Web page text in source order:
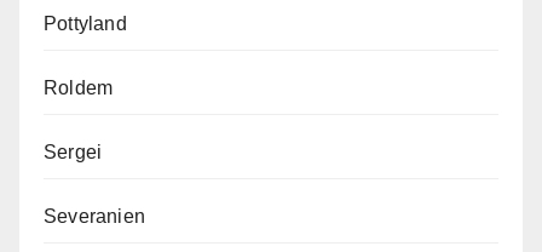
Pottyland
Roldem
Sergei
Severanien